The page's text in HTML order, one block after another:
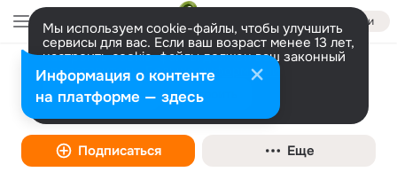
Войти
Мы используем cookie-файлы, чтобы улучшить
сервисы для вас. Если ваш возраст менее 13 лет,
настроить cookie-файлы должен ваш законный
представитель. Больше информации
Разрешить все Настроить
ИА Волга-Каспий. Новости Волгограда.
Подписаться Еще
Информация о контенте
на платформе — здесь